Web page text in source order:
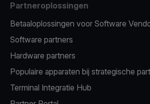
Partneroplossingen
Betaaloplossingen voor Software
Software partners
Hardware partners
Populaire apparaten bij strategische
Terminal Integratie Hub